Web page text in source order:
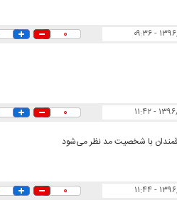
۱۳۹۶/۰۷/۰۳ ۰
۱۳۹۶/۰۷/۰۴ ۰
با شخصیت مد نظر می‌شود
۱۳۹۶/۰۷/۰۴ ۰